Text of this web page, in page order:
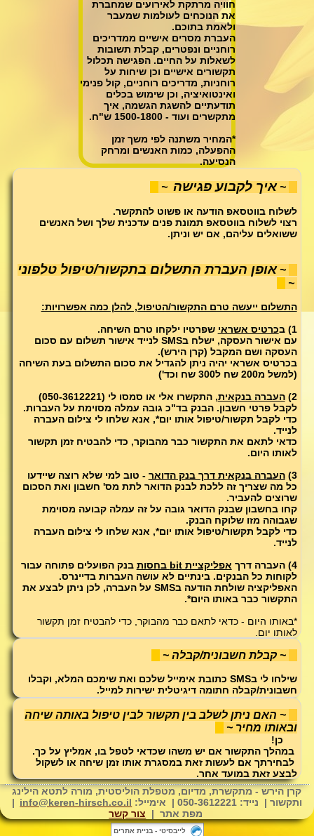
~איך לקבוע פגישה ~
לשלוח בווטסאפ הודעה או פשוט להתקשר.
רצוי לשלוח בווטסאפ תמונת פנים עדכנית שלך ושל האנשים
ששואלים עליהם, אם יש וניתן.
~אופן העברת התשלום בתקשור/טיפול טלפוני
~
התשלום ייעשה טרם התקשור/הטיפול, להלן כמה אפשרויות:
1) ב
כרטיס אשראי שפרטיו ילקחו טרם השיחה.
עם אישור העסקה, ישלח בSMS לנייד אישור תשלום עם סכום
העסקה ושם המקבל (קרן הירש).
בכרטיס אשראי יהיה ניתן להגדיל את סכום התשלום בעת השיחה
(למשל מ200 שח ל300 שח וכד')
2) העברה בנקאית
, התקשרו אלי או סמסו לי (050-3612221)
לקבל פרטי חשבון. הבנק בד"כ גובה עמלה מסוימת על העברות.
כדי לקבל תקשור/טיפול אותו יום*, אנא שלחו לי צילום העברה
לנייד.
כדאי לתאם את התקשור כבר מהבוקר, כדי להבטיח זמן תקשור
לאותו היום.
3) העברה בנקאית דרך בנק הדואר - טוב למי שלא רוצה שיידעו
כל מה שצריך זה ללכת לבנק הדואר לתת מס' חשבון ואת הסכום
שרוצים להעביר.
קחו בחשבון שבנק הדואר גובה על זה עמלה קבועה מסוימת
שגבוהה מזו שלוקח הבנק.
כדי לקבל תקשור/טיפול אותו יום*, אנא שלחו לי צילום העברה
לנייד.
4) העברה דרך
אפליקציית bit בחסות
בנק הפועלים פתוחה עבור
לקוחות כל הבנקים. בינתיים לא עושה העברות בדיינרס.
האפליקציה שולחת הודעה בSMS על העברה, לכן ניתן לבצע את
התקשור כבר באותו היום*.
*באותו היום - כדאי לתאם כבר מהבוקר, כדי להבטיח זמן תקשור
לאותו יום.
חוויה מרתקת לאירועים שמחברת
את הנוכחים לעולמות שמעבר
ולאמת בתוכם.
העברת מסרים אישיים ממדריכים
רוחניים ונפטרים, קבלת תשובות
לשאלות על החיים. הפגישה תכלול
תקשורים אישיים וכן שיחות על
רוחניות, מדריכים רוחניים, קול פנימי
ואינטואיציה, וכן שימוש בכלים
תודעתיים להשגת הגשמה, איך
מתקשרים ועוד - 1500-1800 ש"ח.
*המחיר משתנה לפי משך זמן
ההפעלה, כמות האנשים ומרחק
הנסיעה.
~ קבלת חשבונית/קבלה ~
שילחו לי בSMS כתובת אימייל שלכם ואת שימכם המלא, וקבלו
חשבונית/קבלה חתומה דיגיטלית ישירות למייל.
~ האם ניתן לשלב בין תקשור לבין טיפול באותה שיחה
ובאותו מחיר ~
כן!
במהלך התקשור אם יש משהו שכדאי לטפל בו, אמליץ על כך.
לבחירתך אם לעשות זאת במסגרת אותו זמן שיחה או לשקול
לבצע זאת במועד אחר.
קרן הירש - מתקשרת, מדיום, מטפלת הוליסטית, מורה לתטא הילינג
ותקשור | נייד: 050-3612221 | אימייל:
info@keren-hirsch.co.il
|
מפת אתר | צור קשר
לייבסיטי - בניית אתרים